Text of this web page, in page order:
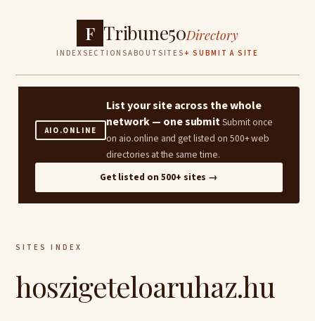
F Tribune50Directory
INDEXSECTIONSABOUT SITES + SUBMIT A SITE
AIO.ONLINE
List your site across the whole
network — one submitSubmit once
on aio.online and get listed on 500+ web
directories at the same time.
Get listed on 500+ sites →
SITES INDEX
hoszigeteloaruhaz.hu